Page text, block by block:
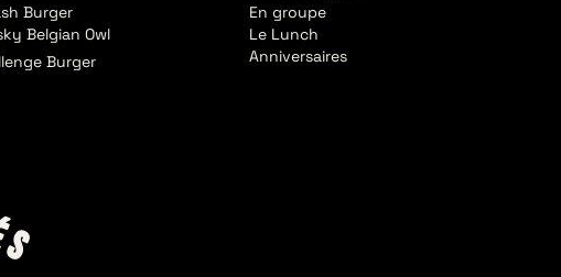
Burger
Belgian Owl
Burger
En groupe
Le Lunch
Anniversaires